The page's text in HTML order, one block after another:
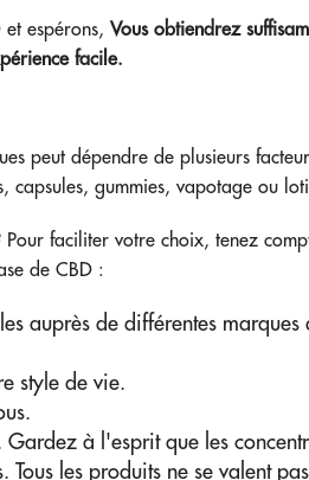
espérons, Vous obtiendrez
facile.
peut dépendre de plusieurs
capsules, gummies, vapotage ou
faciliter votre choix, tenez
de CBD :
auprès de différentes marques
style de vie.
à l'esprit que les
les produits ne se valent